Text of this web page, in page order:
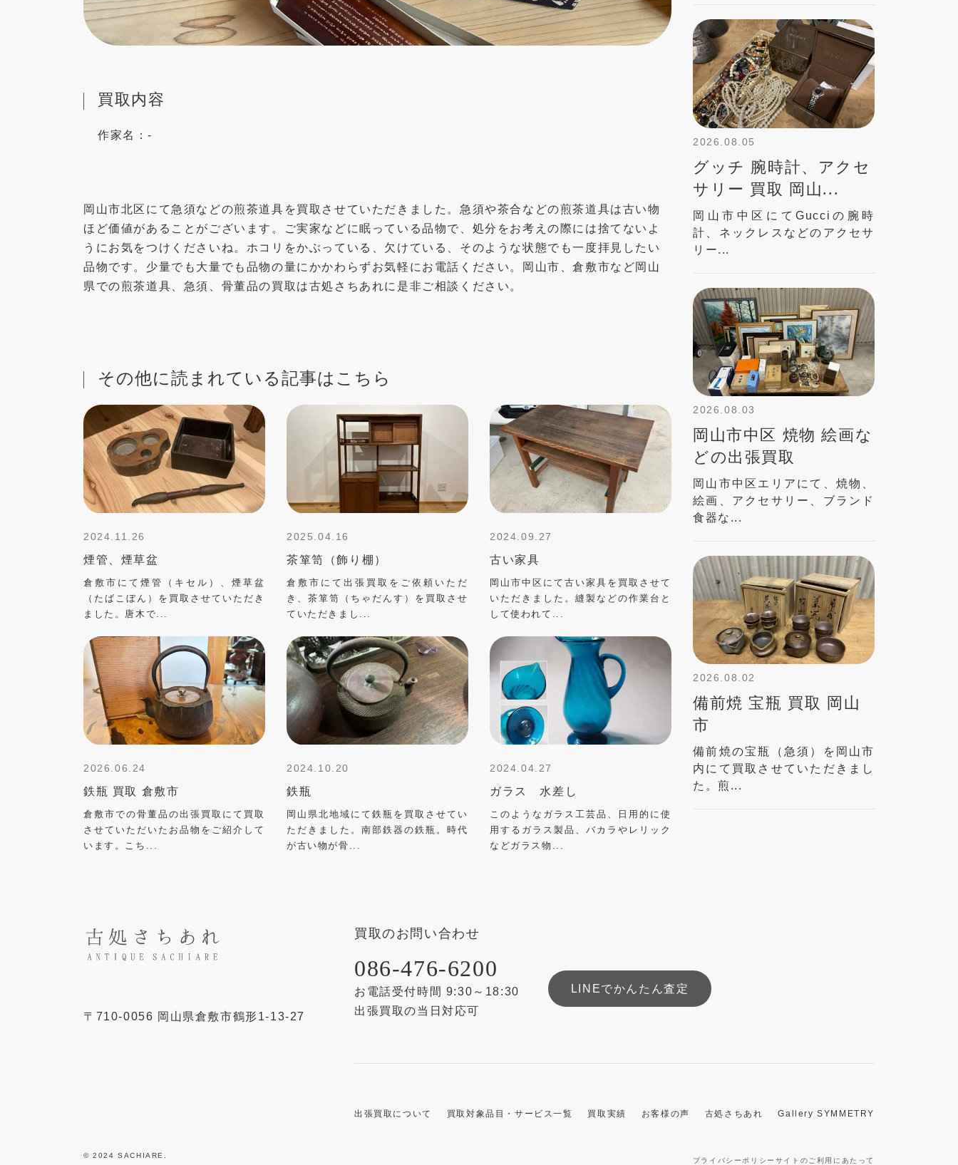
買取内容
作家名：-
岡山市北区にて急須などの煎茶道具を買取させていただきました。急須や茶合などの煎茶道具は古い物
ほど価値があることがございます。ご実家などに眠っている品物で、処分をお考えの際には捨てないよ
うにお気をつけくださいね。ホコリをかぶっている、欠けている、そのような状態でも一度拝見したい
品物です。少量でも大量でも品物の量にかかわらずお気軽にお電話ください。岡山市、倉敷市など岡山
県での煎茶道具、急須、骨董品の買取は古処さちあれに是非ご相談ください。
その他に読まれている記事はこちら
2024.11.26
煙管、煙草盆
倉敷市にて煙管（キセル）、煙草盆
（たばこぼん）を買取させていただき
ました。唐木で...
2025.04.16
茶箪笥（飾り棚）
倉敷市にて出張買取をご依頼いただ
き、茶箪笥（ちゃだんす）を買取させ
ていただきまし...
2024.09.27
古い家具
岡山市中区にて古い家具を買取させて
いただきました。縫製などの作業台と
して使われて...
2026.06.24
鉄瓶 買取 倉敷市
倉敷市での骨董品の出張買取にて買取
させていただいたお品物をご紹介して
います。こち...
2024.10.20
鉄瓶
岡山県北地域にて鉄瓶を買取させてい
ただきました。南部鉄器の鉄瓶。時代
が古い物が骨...
2024.04.27
ガラス 水差し
このようなガラス工芸品、日用的に使
用するガラス製品、バカラやレリック
などガラス物...
2026.08.05
グッチ 腕時計、アクセ
サリー 買取 岡山...
岡山市中区にてGucciの腕時
計、ネックレスなどのアクセサ
リー...
2026.08.03
岡山市中区 焼物 絵画な
どの出張買取
岡山市中区エリアにて、焼物、
絵画、アクセサリー、ブランド
食器な...
2026.08.02
備前焼 宝瓶 買取 岡山
市
備前焼の宝瓶（急須）を岡山市
内にて買取させていただきまし
た。煎...
〒 710-0056 岡山県倉敷市鶴形1-13-27
買取のお問い合わせ
086-476-6200
お電話受付時間 9:30～18:30
出張買取の当日対応可
LINEでかんたん査定
出張買取について 買取対象品目・サービス一覧 買取実績 お客様の声 古処さちあれ Gallery SYMMETRY
プライバシーポリシー サイトのご利用にあたって
© 2024 SACHIARE.